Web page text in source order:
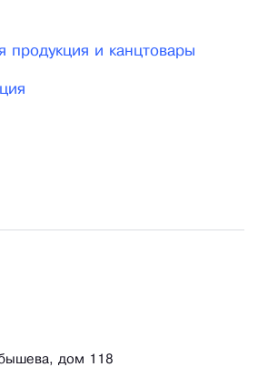
продукция и канцтовары
дом 118